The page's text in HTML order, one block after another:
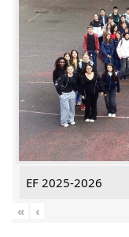
EF 2025-2026
«
‹